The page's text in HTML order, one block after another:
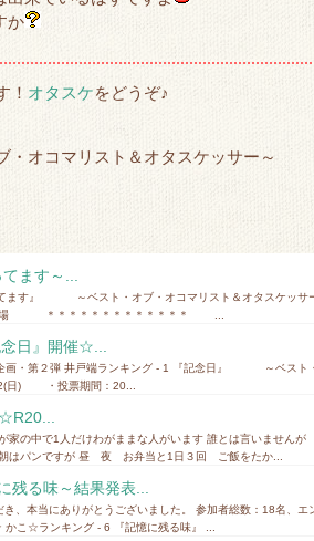
か
！ オタスケをどうぞ♪
オコマリスト＆オタスケッサー～
ます～...
てます』 ～ベスト・オブ・オコマリスト＆オタスケ
場 ＊＊＊＊＊＊＊＊＊＊＊＊＊ ...
念日』開催☆...
画・第２弾 井戸端ランキング - 1 『記念日』 ～ベスト
日) ・投票期間：20...
家の中で1人だけわがままな人がいます 誰とは言いません
はパンですが 昼 夜 お弁当と1日３回 ご飯をたか...
残る味～結果発表...
、本当にありがとうございました。 参加者総数：18名、エ
こ☆ランキング - 6 『記憶に残る味』 ...